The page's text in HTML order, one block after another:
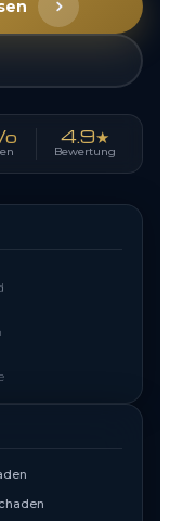
4.9★
Bewertung